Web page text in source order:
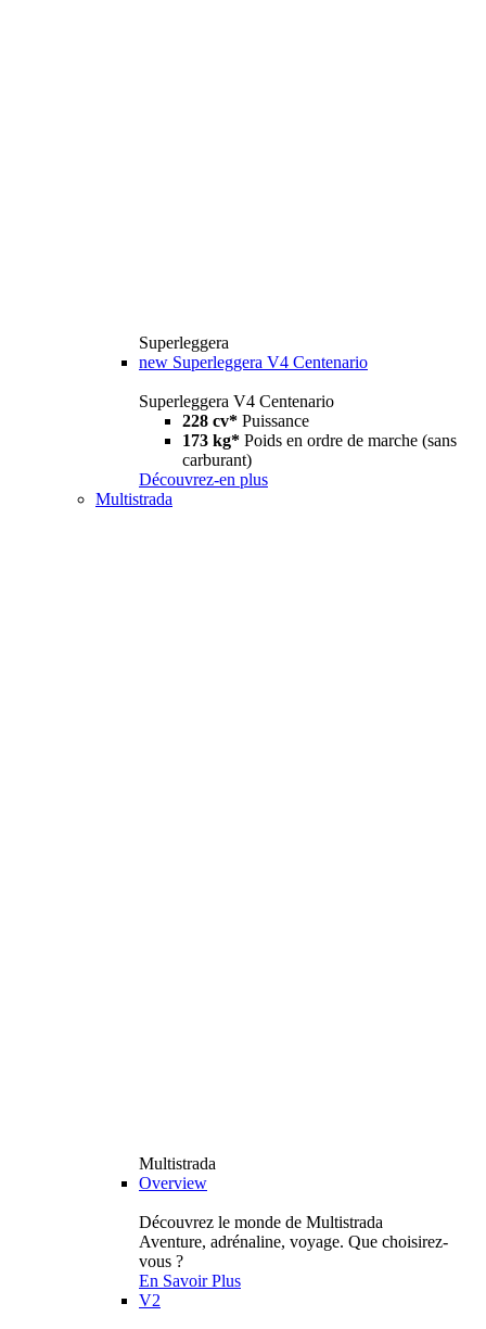
Superleggera
new Superleggera V4 Centenario
Superleggera V4 Centenario
228 cv* Puissance
173 kg* Poids en ordre de marche (sans
carburant)
Découvrez-en plus
Multistrada
Multistrada
Overview
Découvrez le monde de Multistrada
Aventure, adrénaline, voyage. Que choisirez-
vous ?
En Savoir Plus
V2